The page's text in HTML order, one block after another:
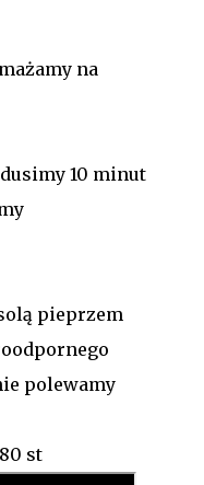
na
10 minut
pieprzem
polewamy
st